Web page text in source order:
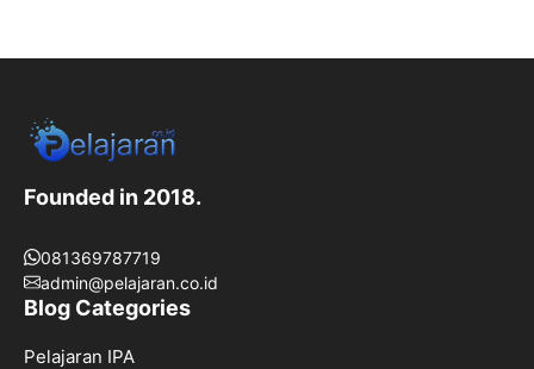
Founded in 2018.
081369787719
admin@pelajaran.co.id
Blog Categories
Pelajaran IPA